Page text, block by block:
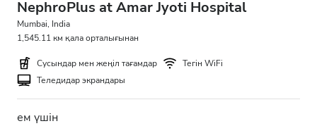
NephroPlus at Amar Jyoti Hospital
Mumbai, India
1,545.11 км қала орталығынан
Сусындар мен жеңіл тағамдар
Тегін WiFi
Теледидар экрандары
ем үшін